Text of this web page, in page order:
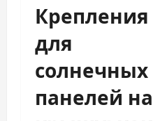
Крепления
для
солнечных
панелей на